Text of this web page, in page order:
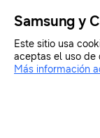
Samsung y
Este sitio usa
aceptas el uso de
Más información